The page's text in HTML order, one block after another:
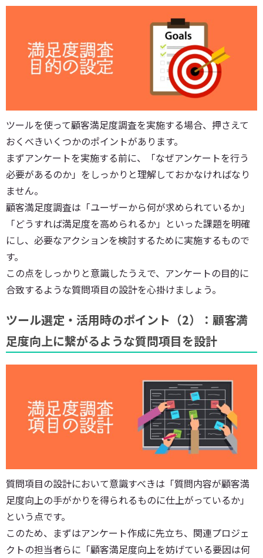
ツールを使って顧客満足度調査を実施する場合、押さえて
おくべきいくつかのポイントがあります。
まずアンケートを実施する前に、「なぜアンケートを行う
必要があるのか」をしっかりと理解しておかなければなり
ません。
顧客満足度調査は「ユーザーから何が求められているか」
「どうすれば満足度を高められるか」といった課題を明確
にし、必要なアクションを検討するために実施するもので
す。
この点をしっかりと意識したうえで、アンケートの目的に
合致するような質問項目の設計を心掛けましょう。
ツール選定・活用時のポイント（2）：顧客満
足度向上に繋がるような質問項目を設計
質問項目の設計において意識すべきは「質問内容が顧客満
足度向上の手がかりを得られるものに仕上がっているか」
という点です。
このため、まずはアンケート作成に先立ち、関連プロジェ
クトの担当者らに「顧客満足度向上を妨げている要因は何